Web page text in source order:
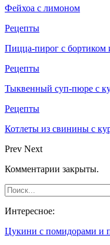
Фейхоа с лимоном
Рецепты
Пицца-пирог с бортиком
Рецепты
Тыквенный суп-пюре с
Рецепты
Котлеты из свинины с
Prev Next
Комментарии закрыты.
Интересное:
Цукини с помидорами и